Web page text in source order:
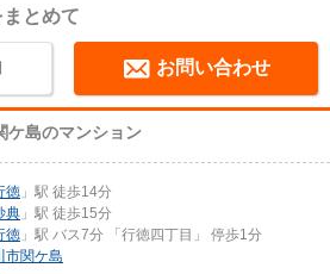
とめて
お問い合わせ
ケ島のマンション
徳 」駅 徒歩14分
典 」駅 徒歩15分
徳 」駅 バス7分 「行徳四丁目」 停歩1分
市関ケ島